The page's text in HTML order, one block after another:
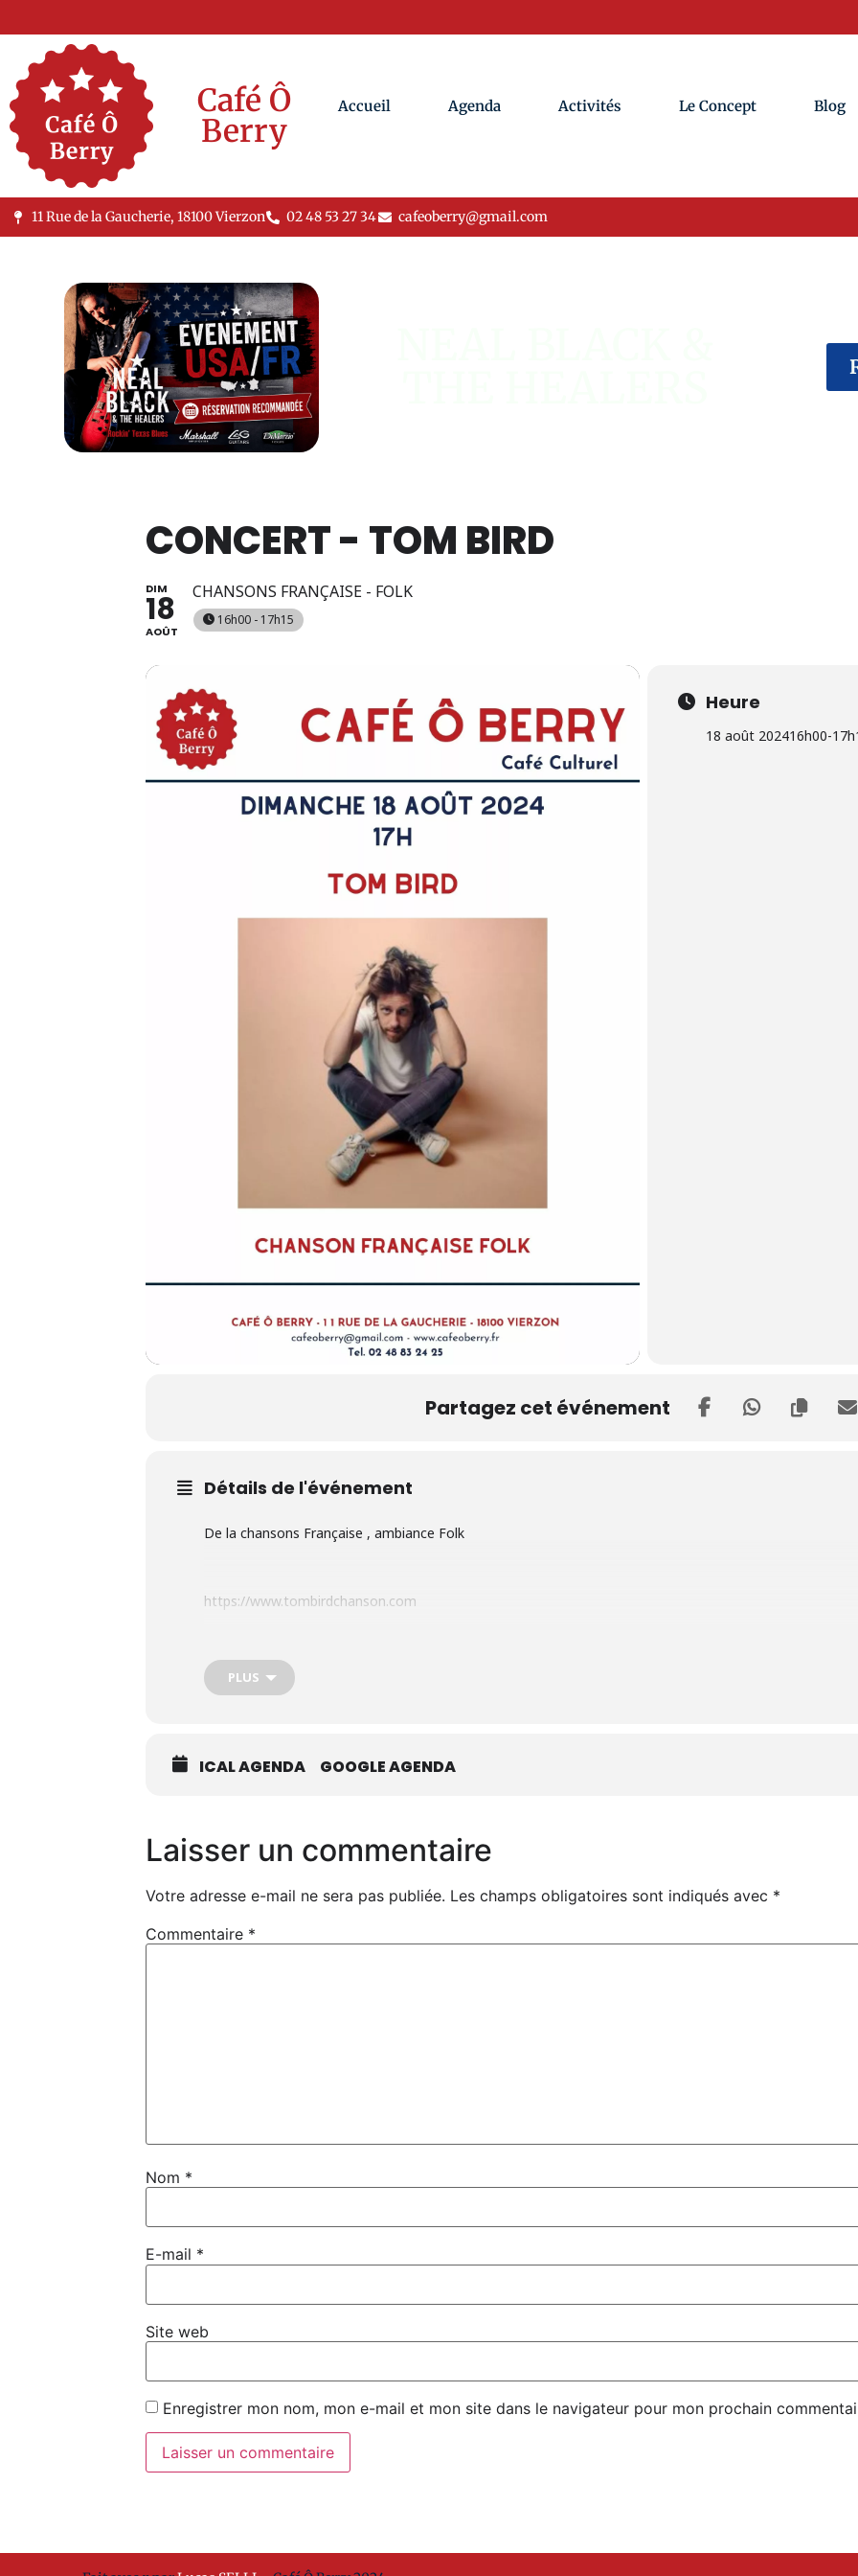
Café Ô
Berry
Accueil Agenda Activités Le Concept Blog
11 Rue de la Gaucherie, 18100 Vierzon 02 48 53 27 34 cafeoberry@gmail.com
CONCERT - TOM BIRD
DIM
18
AOÛT
CHANSONS FRANÇAISE - FOLK
16h00 - 17h15
Heure
18 août 202416h00-
Partagez cet événement
Détails de l'événement
De la chansons Française , ambiance Folk
https://www.tombirdchanson.com
PLUS
ICAL AGENDA GOOGLE AGENDA
Laisser un commentaire
Votre adresse e-mail ne sera pas publiée. Les champs obligatoires sont indiqués avec *
Commentaire *
Nom *
E-mail *
Site web
Enregistrer mon nom, mon e-mail et mon site dans le navigateur pour mon prochain